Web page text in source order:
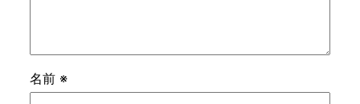
名前 ※